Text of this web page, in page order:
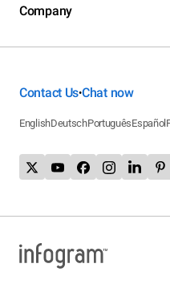
Company
Contact Us•Chat now
EnglishDeutschPortuguêsEspañol